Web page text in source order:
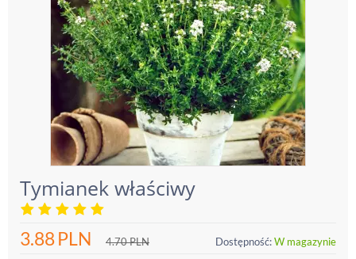
Tymianek właściwy
3.88PLN 4.70PLN Dostępność:W magazynie